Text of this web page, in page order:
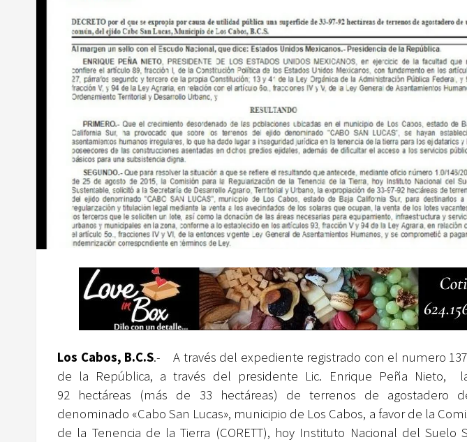
Los Cabos, B.C.S.- A través del expediente registrado con el numero
de la República, a través del presidente Lic. Enrique Peña Nieto,
92 hectáreas (más de 33 hectáreas) de terrenos de agostadero
denominado «Cabo San Lucas», municipio de Los Cabos, a favor de la
de la Tenencia de la Tierra (CORETT), hoy Instituto Nacional del Suelo